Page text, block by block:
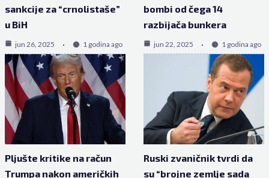
sankcije za “crnolistaše”
u BiH
jun 26, 2025 1 godina ago
bombi od čega 14
razbijača bunkera
jun 22, 2025 1 godina ago
Pljušte kritike na račun
Trumpa nakon američkih
Ruski zvaničnik tvrdi da
su “brojne zemlje sada